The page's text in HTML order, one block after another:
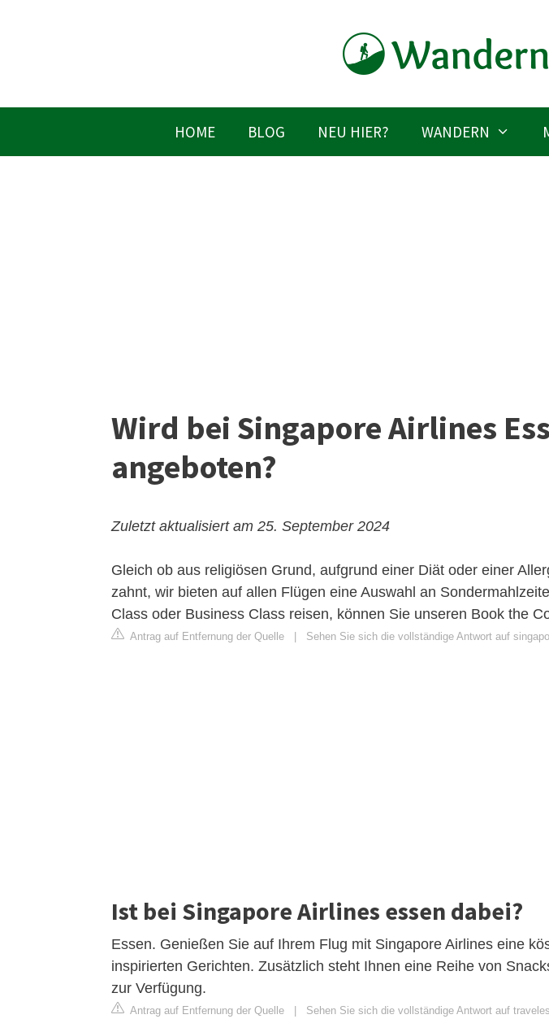
HOME BLOG NEU HIER? WANDERN
Wird bei Singapore Airlines
angeboten?
Zuletzt aktualisiert am 25. September 2024
Gleich ob aus religiösen Grund, aufgrund einer Diät oder einer
zahnt, wir bieten auf allen Flügen eine Auswahl an
Class oder Business Class reisen, können Sie unseren Book the
Antrag auf Entfernung der Quelle Sehen Sie sich die vollständige Antwort auf
Ist bei Singapore Airlines essen dabei?
Essen. Genießen Sie auf Ihrem Flug mit Singapore Airlines eine
inspirierten Gerichten. Zusätzlich steht Ihnen eine Reihe von
zur Verfügung.
Antrag auf Entfernung der Quelle Sehen Sie sich die vollständige Antwort auf